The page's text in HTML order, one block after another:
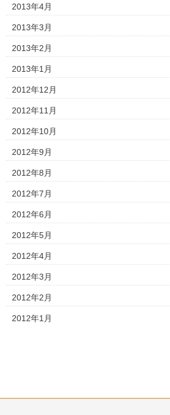
2013年4月
2013年3月
2013年2月
2013年1月
2012年12月
2012年11月
2012年10月
2012年9月
2012年8月
2012年7月
2012年6月
2012年5月
2012年4月
2012年3月
2012年2月
2012年1月